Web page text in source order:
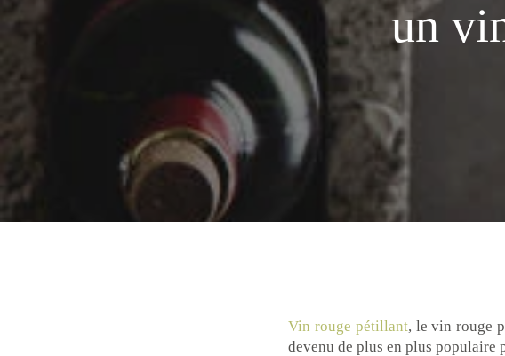
un
Vin rouge pétillant, le vin rouge
devenu de plus en plus populaire